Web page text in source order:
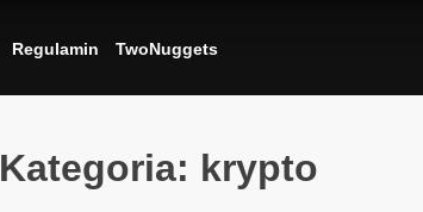
Regulamin TwoNuggets
Kategoria: krypto